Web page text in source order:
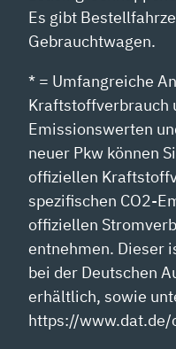
Es gibt
Gebrauchtwagen.
* = Umfangreiche
Kraftstoffverbrauch
Emissionswerten
neuer Pkw können
offiziellen
spezifischen CO2-
offiziellen
entnehmen. Dieser
bei der Deutschen
erhältlich, sowie
https://www.dat.de/